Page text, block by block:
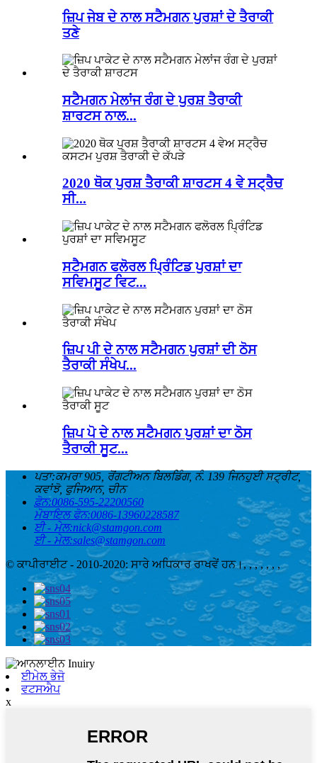
ਜ਼ਿਪ ਜੇਬ ਦੇ ਨਾਲ ਸਟੈਮਗਨ ਪੁਰਸ਼ਾਂ ਦੇ ਤੈਰਾਕੀ
ਤਣੇ
ਸਟੈਮਗਨ ਮੇਲਾਂਜ ਰੰਗ ਦੇ ਪੁਰਸ਼ ਤੈਰਾਕੀ
ਸ਼ਾਰਟਸ ਨਾਲ...
2020 ਥੋਕ ਪੁਰਸ਼ ਤੈਰਾਕੀ ਸ਼ਾਰਟਸ 4 ਵੇ ਸਟ੍ਰੈਚ
ਸੀ...
ਸਟੈਮਗਨ ਫਲੋਰਲ ਪ੍ਰਿੰਟਿਡ ਪੁਰਸ਼ਾਂ ਦਾ
ਸਵਿਮਸੂਟ ਵਿਟ...
ਜ਼ਿਪ ਪੀ ਦੇ ਨਾਲ ਸਟੈਮਗਨ ਪੁਰਸ਼ਾਂ ਦੀ ਠੋਸ
ਤੈਰਾਕੀ ਸੰਖੇਪ...
ਜ਼ਿਪ ਪੋ ਦੇ ਨਾਲ ਸਟੈਮਗਨ ਪੁਰਸ਼ਾਂ ਦਾ ਠੋਸ
ਤੈਰਾਕੀ ਸੂਟ...
ਪਤਾ:ਕਮਰਾ 905, ਰੋਂਗਟੀਅਨ ਬਿਲਡਿੰਗ, ਨੰ. 139 ਜਿਨਹੁਈ ਸਟ੍ਰੀਟ,
ਕਵਾਂਝੋ, ਫੁਜਿਆਨ, ਚੀਨ
ਫ਼ੋਨ:0086-595-22200560
ਮੋਬਾਇਲ ਫੋਨ:0086-13960228587
ਈ - ਮੇਲ:nick@stamgon.com
ਈ - ਮੇਲ:sales@stamgon.com
© ਕਾਪੀਰਾਈਟ - 2010-2020: ਸਾਰੇ ਅਧਿਕਾਰ ਰਾਖਵੇਂ ਹਨ।, , , , , , ,
ਈਮੇਲ ਭੇਜੋ
ਵਟਸਐਪ
x